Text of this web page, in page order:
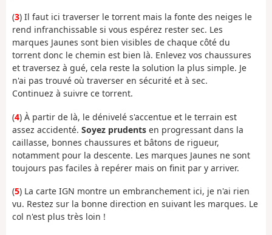
(3) Il faut ici traverser le torrent mais la fonte des neiges le
rend infranchissable si vous espérez rester sec. Les
marques Jaunes sont bien visibles de chaque côté du
torrent donc le chemin est bien là. Enlevez vos chaussures
et traversez à gué, cela reste la solution la plus simple. Je
n'ai pas trouvé où traverser en sécurité et à sec.
Continuez à suivre ce torrent.
(4) À partir de là, le dénivelé s'accentue et le terrain est
assez accidenté. Soyez prudents en progressant dans la
caillasse, bonnes chaussures et bâtons de rigueur,
notamment pour la descente. Les marques Jaunes ne sont
toujours pas faciles à repérer mais on finit par y arriver.
(5) La carte IGN montre un embranchement ici, je n'ai rien
vu. Restez sur la bonne direction en suivant les marques. Le
col n'est plus très loin !